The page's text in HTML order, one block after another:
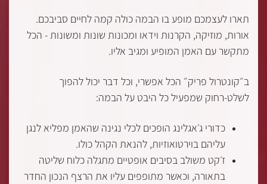
תארו לעצמכם מופע בו הבמה כולה קמה לחיים סביבכם.
אורות, מוזיקה, הקרנות וידאו ומכונות שונות ומשונות - הכל
מתקשר עם האמן המופיע ומגיב אליו.
ב״קונטרול פריק״ הכל אפשרי, וכל דבר יכול להפוך
לשלט-רחוק שמפעיל כל היבט על הבמה:
כדורי ג׳אגלינג הופכים לכלי נגינה שהאמן מפליא לנגן
עליהם בוירטואוזיות, להנאת הקהל כולו.
ז׳קט משולב בסיבים אופטיים מתגלה כלוח שליטה
בתאורה, וכאשר מתופפים עליו את הרצף הנכון החדר